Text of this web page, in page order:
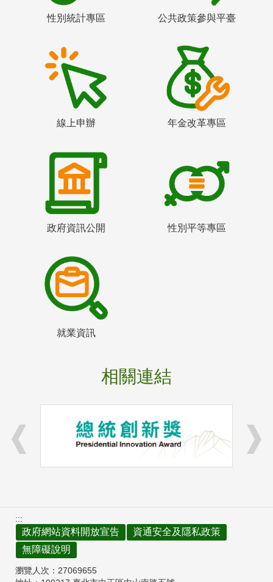
性別統計專區 公共政策參與平臺
線上申辦 年金改革專區
政府資訊公開 性別平等專區
就業資訊
相關連結
:::
政府網站資料開放宣告
資通安全及隱私政策
無障礙說明
瀏覽人次： 27069655